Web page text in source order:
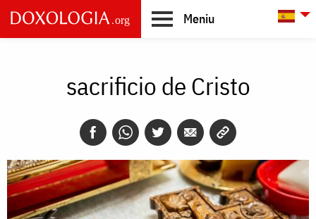
Skip to main content
Meniu
sacrificio de Cristo